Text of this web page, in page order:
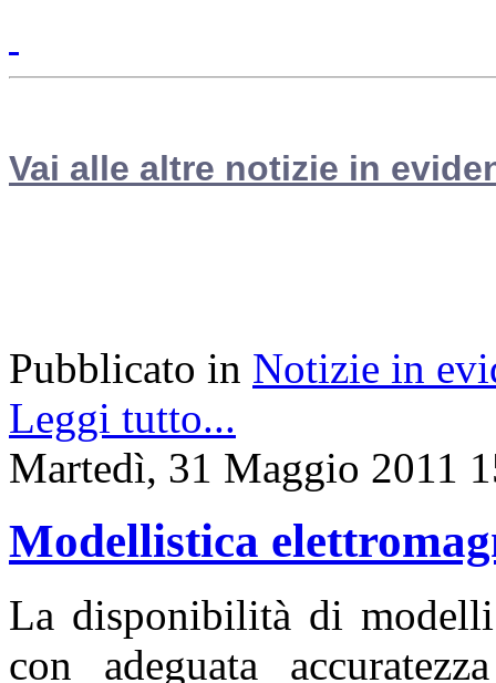
Vai alle altre notizie in
Pubblicato in Notizie in
Leggi tutto...
Martedì, 31 Maggio 2011
Modellistica
La disponibilità di
con adeguata